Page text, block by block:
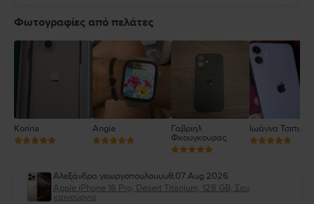
4
2
1
Φωτογραφίες από πελάτες
Korina Angie
Γαβριηλ
Φκουγκουρας
Ιωάννα
Αλεξάνδρα γεωργοπουλουυυθ,07 Aug 2026
Apple iPhone 16 Pro, Desert Titanium, 128 GB, Σαν
καινούργιο